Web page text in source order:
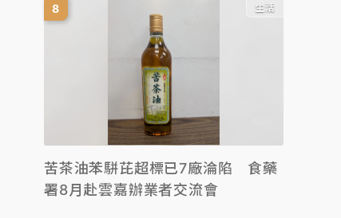
生活
苦茶油苯駢芘超標已7廠淪陷 食藥
署8月赴雲嘉辦業者交流會